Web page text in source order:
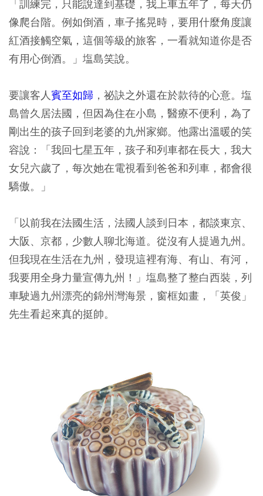
「訓練完，只能說達到基礎，我上車五年了，每天仍
像爬台階。例如倒酒，車子搖晃時，要用什麼角度讓
紅酒接觸空氣，這個等級的旅客，一看就知道你是否
有用心倒酒。」塩島笑說。
要讓客人賓至如歸 ，祕訣之外還在於款待的心意。塩
島曾久居法國，但因為住在小島，醫療不便利，為了
剛出生的孩子回到老婆的九州家鄉。他露出溫暖的笑
容說：「我回七星五年，孩子和列車都在長大，我大
女兒六歲了，每次她在電視看到爸爸和列車，都會很
驕傲。」
「以前我在法國生活，法國人談到日本，都談東京、
大阪、京都，少數人聊北海道。從沒有人提過九州。
但我現在生活在九州，發現這裡有海、有山、有河，
我要用全身力量宣傳九州！」塩島整了整白西裝，列
車駛過九州漂亮的錦州灣海景，窗框如畫，「英俊」
先生看起來真的挺帥。